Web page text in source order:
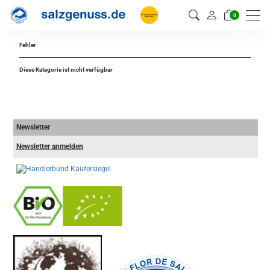
0
Fehler
Diese Kategorie ist nicht verfügbar
Newsletter
Newsletter anmelden